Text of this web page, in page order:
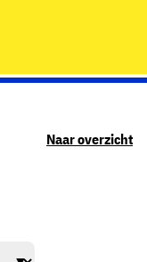
Naar overzicht